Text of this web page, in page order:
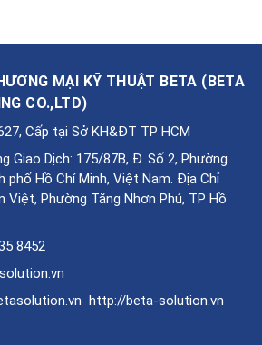
MẠI KỸ THUẬT BETA (BETA
CO.,LTD)
Cấp tại Sở KH&ĐT TP HCM
Giao Dịch: 175/87B, Đ. Số 2, Phường
phố Hồ Chí Minh, Việt Nam. Địa Chỉ
Việt, Phường Tăng Nhơn Phú, TP Hồ
8452
http://beta-solution.vn